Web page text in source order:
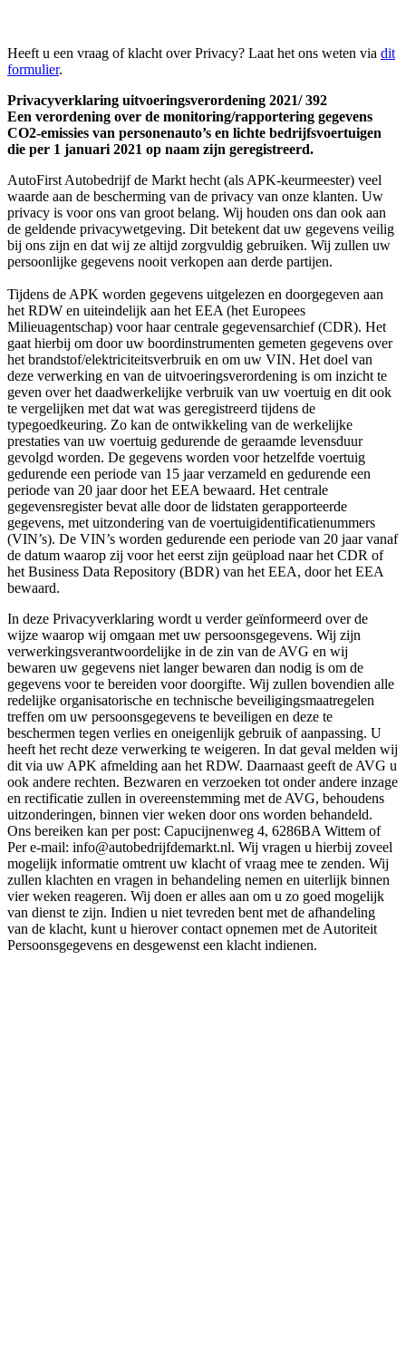
Heeft u een vraag of klacht over Privacy? Laat het ons weten via dit
formulier.
Privacyverklaring uitvoeringsverordening 2021/ 392
Een verordening over de monitoring/rapportering gegevens
CO2-emissies van personenauto’s en lichte bedrijfsvoertuigen
die per 1 januari 2021 op naam zijn geregistreerd.
AutoFirst Autobedrijf de Markt hecht (als APK-keurmeester) veel
waarde aan de bescherming van de privacy van onze klanten. Uw
privacy is voor ons van groot belang. Wij houden ons dan ook aan
de geldende privacywetgeving. Dit betekent dat uw gegevens veilig
bij ons zijn en dat wij ze altijd zorgvuldig gebruiken. Wij zullen uw
persoonlijke gegevens nooit verkopen aan derde partijen.
Tijdens de APK worden gegevens uitgelezen en doorgegeven aan
het RDW en uiteindelijk aan het EEA (het Europees
Milieuagentschap) voor haar centrale gegevensarchief (CDR). Het
gaat hierbij om door uw boordinstrumenten gemeten gegevens over
het brandstof/elektriciteitsverbruik en om uw VIN. Het doel van
deze verwerking en van de uitvoeringsverordening is om inzicht te
geven over het daadwerkelijke verbruik van uw voertuig en dit ook
te vergelijken met dat wat was geregistreerd tijdens de
typegoedkeuring. Zo kan de ontwikkeling van de werkelijke
prestaties van uw voertuig gedurende de geraamde levensduur
gevolgd worden. De gegevens worden voor hetzelfde voertuig
gedurende een periode van 15 jaar verzameld en gedurende een
periode van 20 jaar door het EEA bewaard. Het centrale
gegevensregister bevat alle door de lidstaten gerapporteerde
gegevens, met uitzondering van de voertuigidentificatienummers
(VIN’s). De VIN’s worden gedurende een periode van 20 jaar vanaf
de datum waarop zij voor het eerst zijn geüpload naar het CDR of
het Business Data Repository (BDR) van het EEA, door het EEA
bewaard.
In deze Privacyverklaring wordt u verder geïnformeerd over de
wijze waarop wij omgaan met uw persoonsgegevens. Wij zijn
verwerkingsverantwoordelijke in de zin van de AVG en wij
bewaren uw gegevens niet langer bewaren dan nodig is om de
gegevens voor te bereiden voor doorgifte. Wij zullen bovendien alle
redelijke organisatorische en technische beveiligingsmaatregelen
treffen om uw persoonsgegevens te beveiligen en deze te
beschermen tegen verlies en oneigenlijk gebruik of aanpassing. U
heeft het recht deze verwerking te weigeren. In dat geval melden wij
dit via uw APK afmelding aan het RDW. Daarnaast geeft de AVG u
ook andere rechten. Bezwaren en verzoeken tot onder andere inzage
en rectificatie zullen in overeenstemming met de AVG, behoudens
uitzonderingen, binnen vier weken door ons worden behandeld.
Ons bereiken kan per post: Capucijnenweg 4, 6286BA Wittem of
Per e-mail: info@autobedrijfdemarkt.nl. Wij vragen u hierbij zoveel
mogelijk informatie omtrent uw klacht of vraag mee te zenden. Wij
zullen klachten en vragen in behandeling nemen en uiterlijk binnen
vier weken reageren. Wij doen er alles aan om u zo goed mogelijk
van dienst te zijn. Indien u niet tevreden bent met de afhandeling
van de klacht, kunt u hierover contact opnemen met de Autoriteit
Persoonsgegevens en desgewenst een klacht indienen.